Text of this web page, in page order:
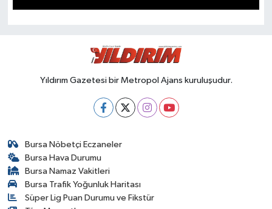
Yıldırım Gazetesi bir Metropol Ajans kuruluşudur.
Bursa Nöbetçi Eczaneler
Bursa Hava Durumu
Bursa Namaz Vakitleri
Bursa Trafik Yoğunluk Haritası
Süper Lig Puan Durumu ve Fikstür